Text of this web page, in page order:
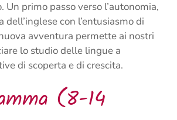
Un primo passo verso l’autonomia,
dell’inglese con l’entusiasmo di
avventura permette ai nostri
lo studio delle lingue a
di scoperta e di crescita.
(8-14